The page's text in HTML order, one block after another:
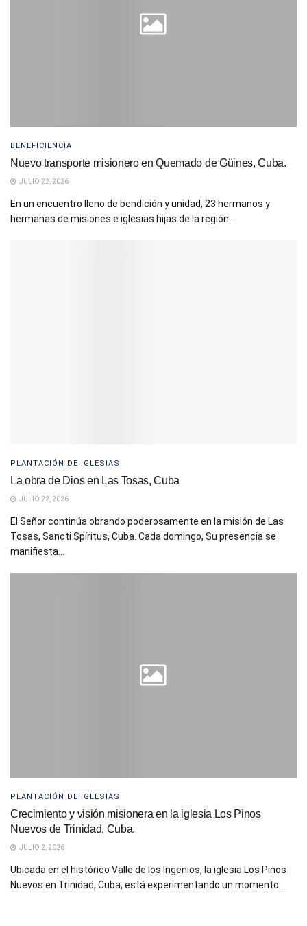
BENEFICIENCIA
Nuevo transporte misionero en Quemado de Güines, Cuba.
JULIO 22, 2026
En un encuentro lleno de bendición y unidad, 23 hermanos y
hermanas de misiones e iglesias hijas de la región...
PLANTACIÓN DE IGLESIAS
La obra de Dios en Las Tosas, Cuba
JULIO 22, 2026
El Señor continúa obrando poderosamente en la misión de Las
Tosas, Sancti Spíritus, Cuba. Cada domingo, Su presencia se
manifiesta...
PLANTACIÓN DE IGLESIAS
Crecimiento y visión misionera en la iglesia Los Pinos
Nuevos de Trinidad, Cuba.
JULIO 2, 2026
Ubicada en el histórico Valle de los Ingenios, la iglesia Los Pinos
Nuevos en Trinidad, Cuba, está experimentando un momento...